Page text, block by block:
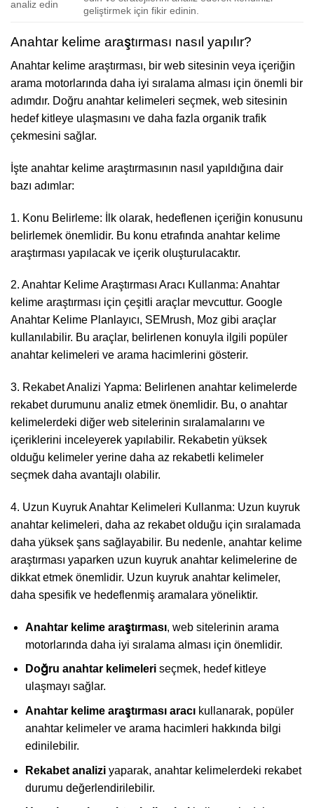
analiz edin
geliştirmek için fikir edinin.
Anahtar kelime araştırması nasıl yapılır?
Anahtar kelime araştırması, bir web sitesinin veya içeriğin
arama motorlarında daha iyi sıralama alması için önemli bir
adımdır. Doğru anahtar kelimeleri seçmek, web sitesinin
hedef kitleye ulaşmasını ve daha fazla organik trafik
çekmesini sağlar.
İşte anahtar kelime araştırmasının nasıl yapıldığına dair
bazı adımlar:
1. Konu Belirleme: İlk olarak, hedeflenen içeriğin konusunu
belirlemek önemlidir. Bu konu etrafında anahtar kelime
araştırması yapılacak ve içerik oluşturulacaktır.
2. Anahtar Kelime Araştırması Aracı Kullanma: Anahtar
kelime araştırması için çeşitli araçlar mevcuttur. Google
Anahtar Kelime Planlayıcı, SEMrush, Moz gibi araçlar
kullanılabilir. Bu araçlar, belirlenen konuyla ilgili popüler
anahtar kelimeleri ve arama hacimlerini gösterir.
3. Rekabet Analizi Yapma: Belirlenen anahtar kelimelerde
rekabet durumunu analiz etmek önemlidir. Bu, o anahtar
kelimelerdeki diğer web sitelerinin sıralamalarını ve
içeriklerini inceleyerek yapılabilir. Rekabetin yüksek
olduğu kelimeler yerine daha az rekabetli kelimeler
seçmek daha avantajlı olabilir.
4. Uzun Kuyruk Anahtar Kelimeleri Kullanma: Uzun kuyruk
anahtar kelimeleri, daha az rekabet olduğu için sıralamada
daha yüksek şans sağlayabilir. Bu nedenle, anahtar kelime
araştırması yaparken uzun kuyruk anahtar kelimelerine de
dikkat etmek önemlidir. Uzun kuyruk anahtar kelimeler,
daha spesifik ve hedeflenmiş aramalara yöneliktir.
Anahtar kelime araştırması, web sitelerinin arama
motorlarında daha iyi sıralama alması için önemlidir.
Doğru anahtar kelimeleriseçmek, hedef kitleye
ulaşmayı sağlar.
Anahtar kelime araştırması aracıkullanarak, popüler
anahtar kelimeler ve arama hacimleri hakkında bilgi
edinilebilir.
Rekabet analiziyaparak, anahtar kelimelerdeki rekabet
durumu değerlendirilebilir.